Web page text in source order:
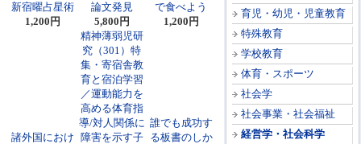
育児・幼児・児童教育
特殊教育
学校教育
体育・スポーツ
社会学
社会事業・社会福祉
経営学・社会科学
新宿曜占星術
1,200円
論文発見
5,800円
で食べよう
1,200円
諸外国におけ
精神薄弱児研
究（301）特
集・寄宿舎教
育と宿泊学習
／運動能力を
高める体育指
導/対人関係に
障害を示す子
誰でも成功す
る板書のしか